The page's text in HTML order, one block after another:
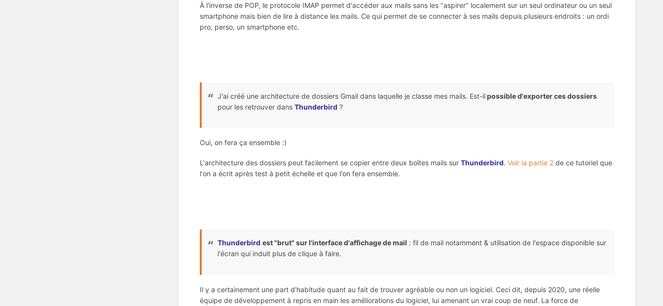
À l'inverse de POP, le protocole IMAP permet d'accéder aux mails sans les "aspirer" localement sur un seul ordinateur ou un seul
smartphone mais bien de lire à distance les mails. Ce qui permet de se connecter à ses mails depuis plusieurs endroits : un ordi
pro, perso, un smartphone etc.
J'ai créé une architecture de dossiers Gmail dans laquelle je classe mes mails. Est-ilpossible d'exporter ces dossiers
pour les retrouver dans Thunderbird ?
Oui, on fera ça ensemble :)
L'architecture des dossiers peut facilement se copier entre deux boîtes mails sur Thunderbird. Voir la partie 2 de ce tutoriel que
l'on a écrit après test à petit échelle et que l'on fera ensemble.
Thunderbird est "brut" sur l'interface d'affichage de mail : fil de mail notamment & utilisation de l'espace disponible sur
l'écran qui induit plus de clique à faire.
Il y a certainement une part d'habitude quant au fait de trouver agréable ou non un logiciel. Ceci dit, depuis 2020, une réelle
équipe de développement à repris en main les améliorations du logiciel, lui amenant un vrai coup de neuf. La force de